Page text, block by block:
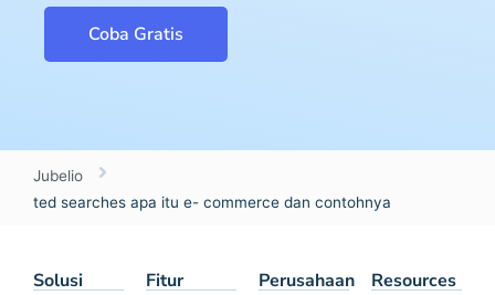
Coba Gratis
Jubelio
ted searches apa itu e- commerce dan contohnya
Solusi Fitur Perusahaan Resources